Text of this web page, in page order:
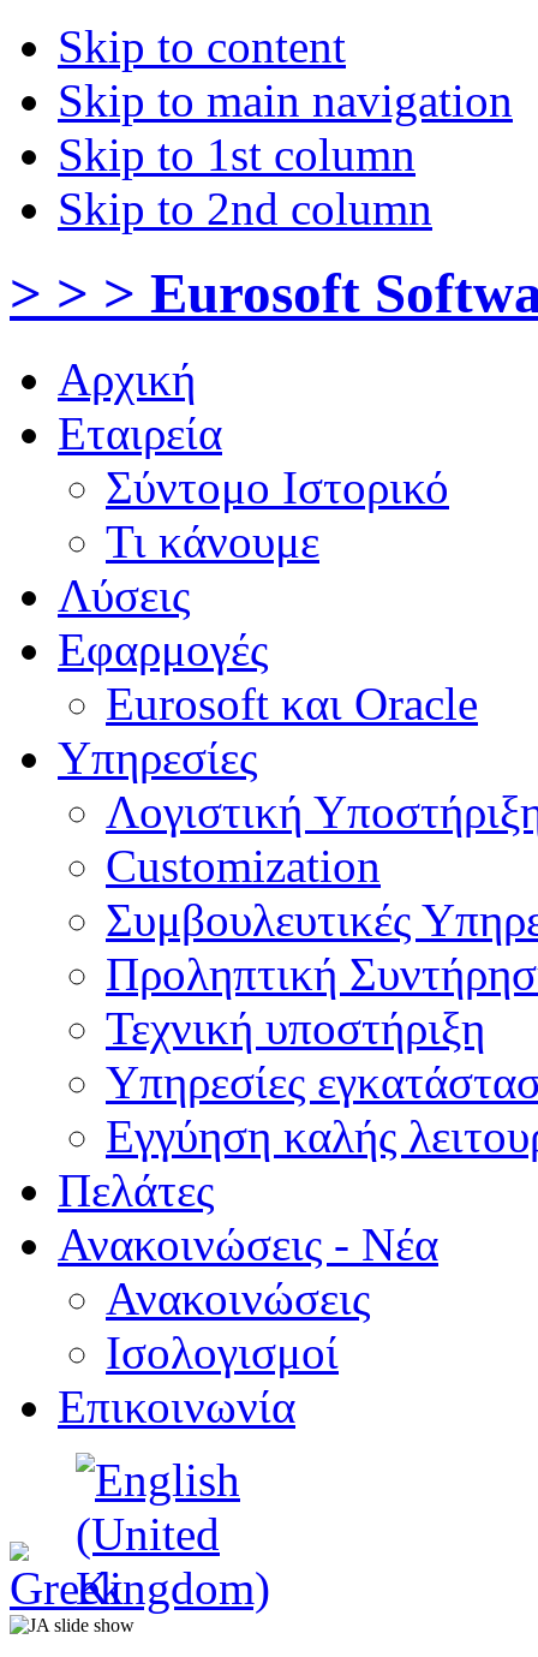
Skip to content
Skip to main navigation
Skip to 1st column
Skip to 2nd column
> > > Eurosoft
Αρχική
Εταιρεία
Σύντομο Ιστορικό
Τι κάνουμε
Λύσεις
Εφαρμογές
Eurosoft και Oracle
Υπηρεσίες
Λογιστική
Customization
Συμβουλευτικές
Προληπτική
Τεχνική υποστήριξη
Υπηρεσίες
Εγγύηση καλής
Πελάτες
Ανακοινώσεις - Νέα
Ανακοινώσεις
Ισολογισμοί
Επικοινωνία